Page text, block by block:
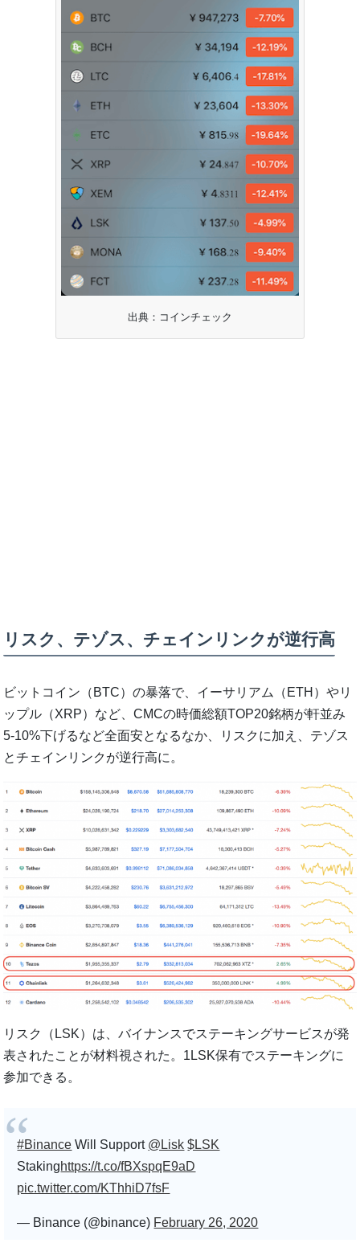
出典：コインチェック
リスク、テゾス、チェインリンクが逆行高
ビットコイン（BTC）の暴落で、イーサリアム（ETH）やリ
ップル（XRP）など、CMCの時価総額TOP20銘柄が軒並み
5-10%下げるなど全面安となるなか、リスクに加え、テゾス
とチェインリンクが逆行高に。
リスク（LSK）は、バイナンスでステーキングサービスが発
表されたことが材料視された。1LSK保有でステーキングに
参加できる。
#Binance Will Support @Lisk $LSK
Stakinghttps://t.co/fBXspqE9aD
pic.twitter.com/KThhiD7fsF
— Binance (@binance) February 26, 2020